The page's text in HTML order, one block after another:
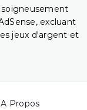
excluant
jeux d'argent et
A Propos